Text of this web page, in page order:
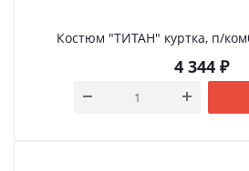
Костюм "ТИТАН" куртка, п/
4 344₽